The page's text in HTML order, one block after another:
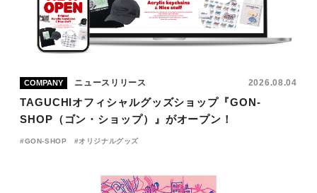
COMPANY ニュースリリース 2026.08.04
TAGUCHIオフィシャルグッズショップ『GON-
SHOP（ゴン・ショップ）』がオープン！
GON-SHOP オリジナルグッズ